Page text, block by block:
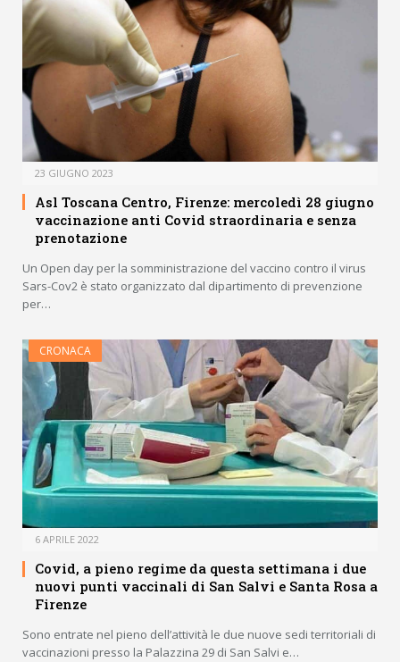
23 GIUGNO 2023
Asl Toscana Centro, Firenze: mercoledì 28 giugno
vaccinazione anti Covid straordinaria e senza
prenotazione
Un Open day per la somministrazione del vaccino contro il virus
Sars-Cov2 è stato organizzato dal dipartimento di prevenzione
per…
CRONACA
6 APRILE 2022
Covid, a pieno regime da questa settimana i due
nuovi punti vaccinali di San Salvi e Santa Rosa a
Firenze
Sono entrate nel pieno dell’attività le due nuove sedi territoriali di
vaccinazioni presso la Palazzina 29 di San Salvi e…